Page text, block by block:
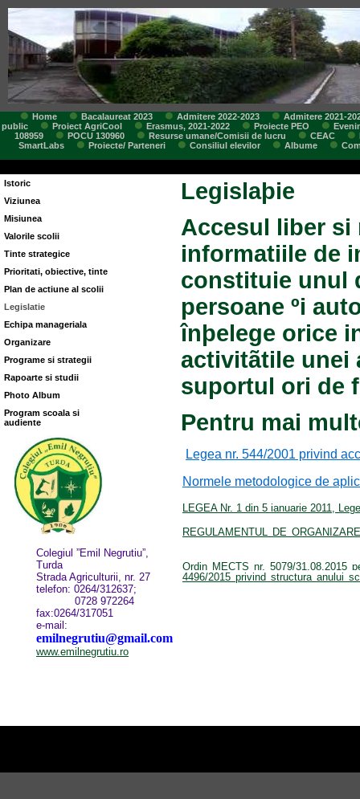
Home Bacalaureat 2023 Admitere 2022-2023
Admitere 2021-
public
Proiect AgriCool Erasmus, 2021-2022 Proiecte PEO
108959
POCU 130960 Resurse umane/Comisii de lucru CEAC
SmartLabs
Proiecte/ Parteneri Consiliul elevilor Albume
Istoric
Viziunea
Misiunea
Valorile scolii
Tinte strategice
Prioritati, obiective, tinte
Plan de actiune al scolii
Legislatie
Echipa manageriala
Organizare
Programe si strategii
Rapoarte si studii
Photo Album
Program scoala si
audiente
Colegiul ”Emil Negrutiu”,
Turda
Strada Agriculturii, nr. 27
telefon: 0264/312637;
0728 972264
fax:0264/317051
e-mail:
emilnegrutiu@gmail.com
www.emilnegrutiu.ro
Legislaþie
Accesul liber si
informatiile de
constituie unul
persoane ºi
înþelege orice
activitãtile unei
suportul ori de
Pentru mai
Legea nr. 544/2001 privind
Normele metodologice de
LEGEA Nr. 1 din 5 ianuarie 2011,
REGULAMENTUL DE
Ordin MECTS nr. 5079/31.08.2015
4496/2015 privind structura anului